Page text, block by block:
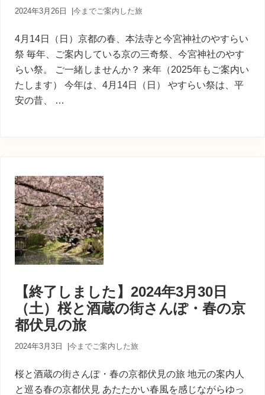
2024年3月26日 今までご案内した旅
4月14日（日）京都の春、本法寺と今宮神社のやすらい
祭 毎年、ご案内している京の三奇祭、今宮神社のやす
らい祭。 ご一緒しませんか？ 来年（2025年もご案内い
たします） 今年は、4月14日（日） やすらい祭は、平
安の昔、 …
【終了しました】2024年3月30日
（土）桜と酒蔵の街さんぽ・春の京
都伏見の旅
2024年3月3日 今までご案内した旅
桜と酒蔵の街さんぽ・春の京都伏見の旅 地元の案内人
と巡る春の京都伏見 あたたかい春風を感じながらゆっ